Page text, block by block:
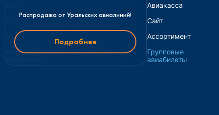
Авиакасса
Все авиакомпании
Сайт
Блог и соцсети
Перепродажа
Ассортимент
Мультимодальные
перевозки
Вебинары
Групповые
авиабилеты
Распродажа от Уральских авиалиний!
Подробнее